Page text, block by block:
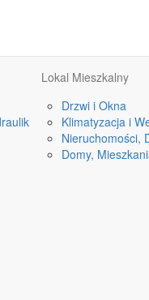
Lokal Mieszkalny
Drzwi i Okna
Klimatyzacja i
Nieruchomości,
Domy,